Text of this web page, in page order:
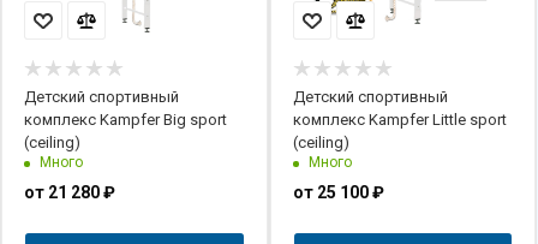
Детский спортивный
комплекс Kampfer Big sport
(ceiling)
Много
от 21 280 ₽
Детский спортивный
комплекс Kampfer Little sport
(ceiling)
Много
от 25 100 ₽